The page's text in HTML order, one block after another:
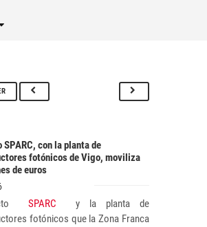
SPARC, con la planta de
fotónicos de Vigo, moviliza
de euros
SPARC y la planta de
fotónicos que la Zona Franca